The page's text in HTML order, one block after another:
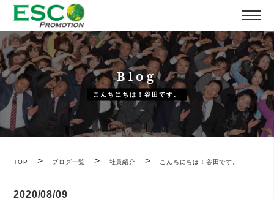
Blog
こんちにちは！谷田です。
TOP > ブログ一覧 > 社員紹介 > こんちにちは！谷田です。
2020/08/09